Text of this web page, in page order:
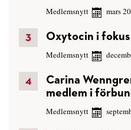
Medlemsnytt mars
Oxytocin i
Medlemsnytt
Carina
medlem i
Medlemsnytt